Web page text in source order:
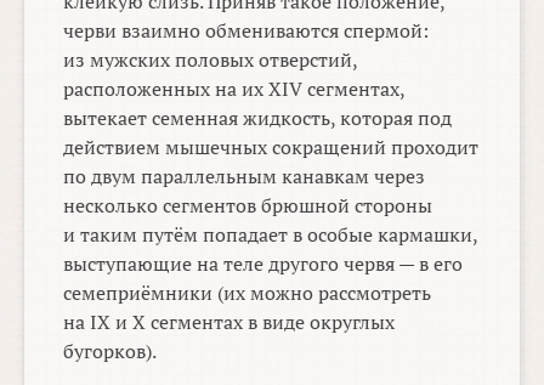
черви взаимно обмениваются спермой:
из мужских половых отверстий,
расположенных на их XIV сегментах,
вытекает семенная жидкость, которая под
действием мышечных сокращений проходит
по двум параллельным канавкам через
несколько сегментов брюшной стороны
и таким путём попадает в особые кармашки,
выступающие на теле другого червя — в его
семеприёмники (их можно рассмотреть
на IX и X сегментах в виде округлых
бугорков).